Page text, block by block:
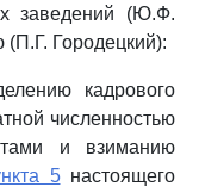
заведений (Ю.Ф.
Городецкий):
кадрового
численностью
и взиманию
5настоящего